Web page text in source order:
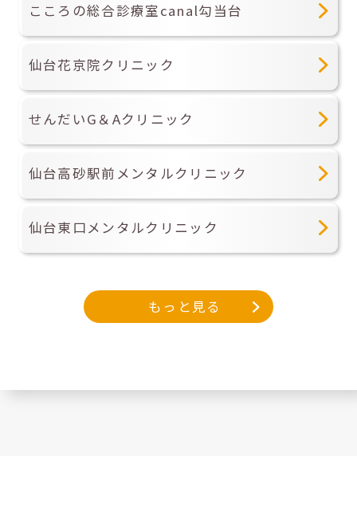
こころの総合診療室canal勾当台
仙台花京院クリニック
せんだいG＆Aクリニック
仙台高砂駅前メンタルクリニック
仙台東口メンタルクリニック
もっと見る